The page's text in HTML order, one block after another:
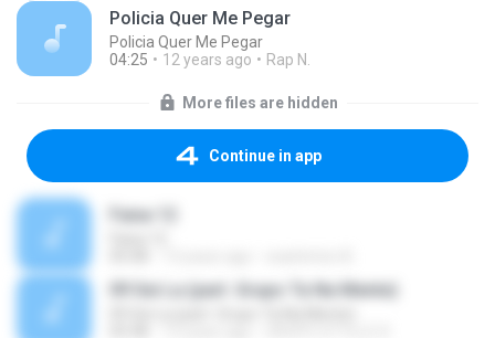
Policia Quer Me Pegar
Policia Quer Me Pegar
04:25
12 years ago Rap N.
More files are hidden
Continue in app
Faixa 12
09 Sei La (part. Grupo Ta Na Mente)